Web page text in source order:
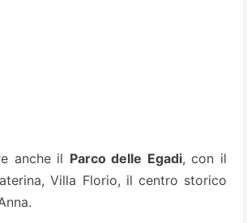
anche il Parco delle Egadi, con il
Villa Florio, il centro storico